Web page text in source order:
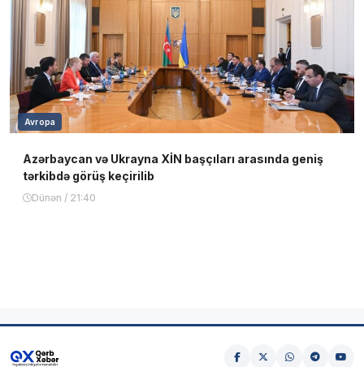
Avropa
Azərbaycan və Ukrayna XİN başçıları arasında geniş
tərkibdə görüş keçirilib
Dünən / 21:40